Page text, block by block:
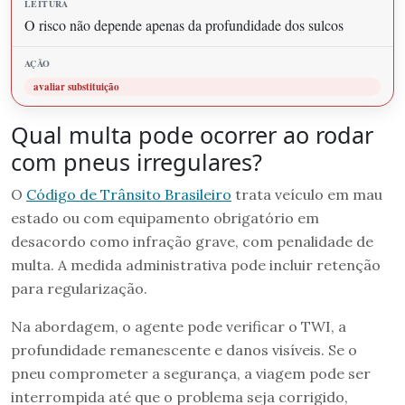
O risco não depende apenas da profundidade dos sulcos
avaliar substituição
Qual multa pode ocorrer ao rodar
com pneus irregulares?
O Código de Trânsito Brasileiro trata veículo em mau
estado ou com equipamento obrigatório em
desacordo como infração grave, com penalidade de
multa. A medida administrativa pode incluir retenção
para regularização.
Na abordagem, o agente pode verificar o TWI, a
profundidade remanescente e danos visíveis. Se o
pneu comprometer a segurança, a viagem pode ser
interrompida até que o problema seja corrigido,